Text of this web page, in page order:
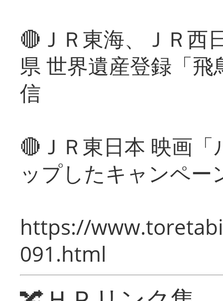
🔴ＪＲ東海、ＪＲ西
県 世界遺産登録「
信
🔴ＪＲ東日本 映画
ップしたキャンペー
https://
091.html